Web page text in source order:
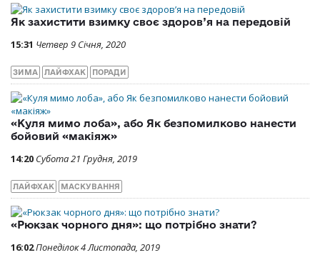
Як захистити взимку своє здоров’я на передовій
15:31 Четвер 9 Січня, 2020
ЗИМА ЛАЙФХАК ПОРАДИ
«Куля мимо лоба», або Як безпомилково нанести
бойовий «макіяж»
14:20 Субота 21 Грудня, 2019
ЛАЙФХАК МАСКУВАННЯ
«Рюкзак чорного дня»: що потрібно знати?
16:02Понеділок 4 Листопада, 2019